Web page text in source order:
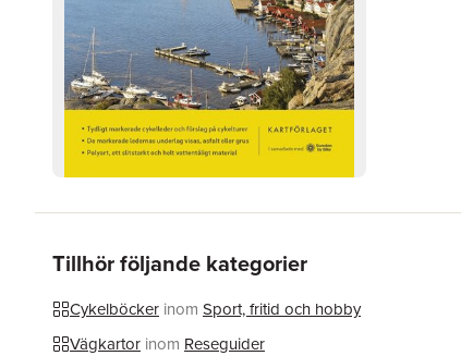
Tillhör följande kategorier
Cykelböcker inom Sport, fritid och hobby
Vägkartor inom Reseguider